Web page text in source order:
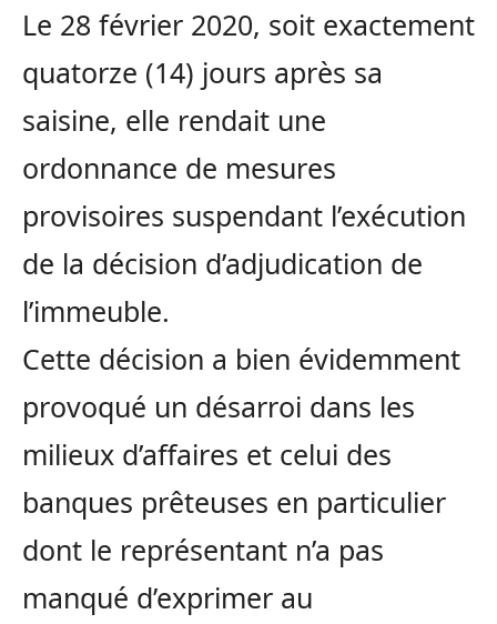
Le 28 février 2020, soit exactement
quatorze (14) jours après sa
saisine, elle rendait une
ordonnance de mesures
provisoires suspendant l’exécution
de la décision d’adjudication de
l’immeuble.
Cette décision a bien évidemment
provoqué un désarroi dans les
milieux d’affaires et celui des
banques prêteuses en particulier
dont le représentant n’a pas
manqué d’exprimer au